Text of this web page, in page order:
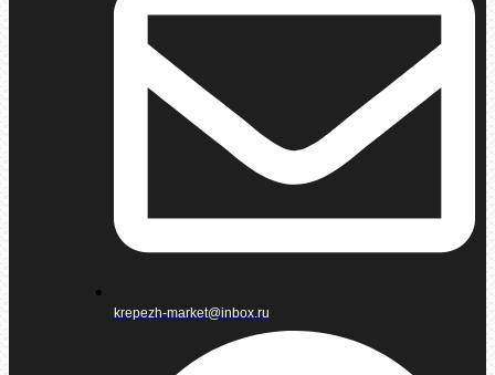
krepezh-market@inbox.ru